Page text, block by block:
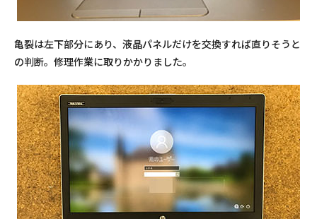
亀裂は左下部分にあり、液晶パネルだけを交換すれば直りそうと
の判断。修理作業に取りかかりました。